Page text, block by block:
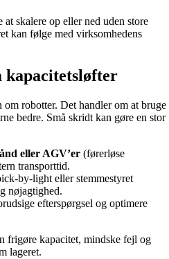
skalere op eller ned uden store
kan følge med virksomhedens
kapacitetsløfter
robotter. Det handler om at bruge
bedre. Små skridt kan gøre en stor
eller AGV’er (førerløse
transporttid.
by-light eller stemmestyret
nøjagtighed.
efterspørgsel og optimere
frigøre kapacitet, mindske fejl og
lageret.